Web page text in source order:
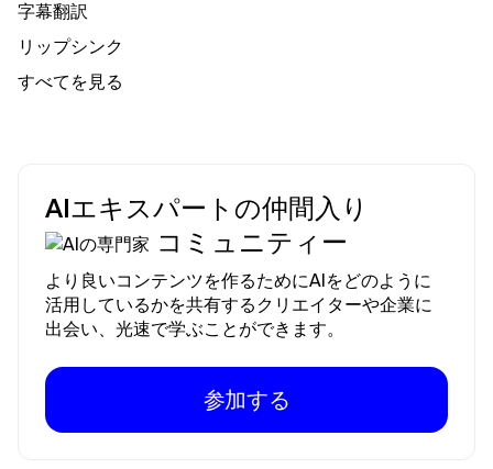
字幕翻訳
リップシンク
すべてを見る
AIエキスパートの仲間入り
コミュニティー
より良いコンテンツを作るためにAIをどのように
活用しているかを共有するクリエイターや企業に
出会い、光速で学ぶことができます。
参加する